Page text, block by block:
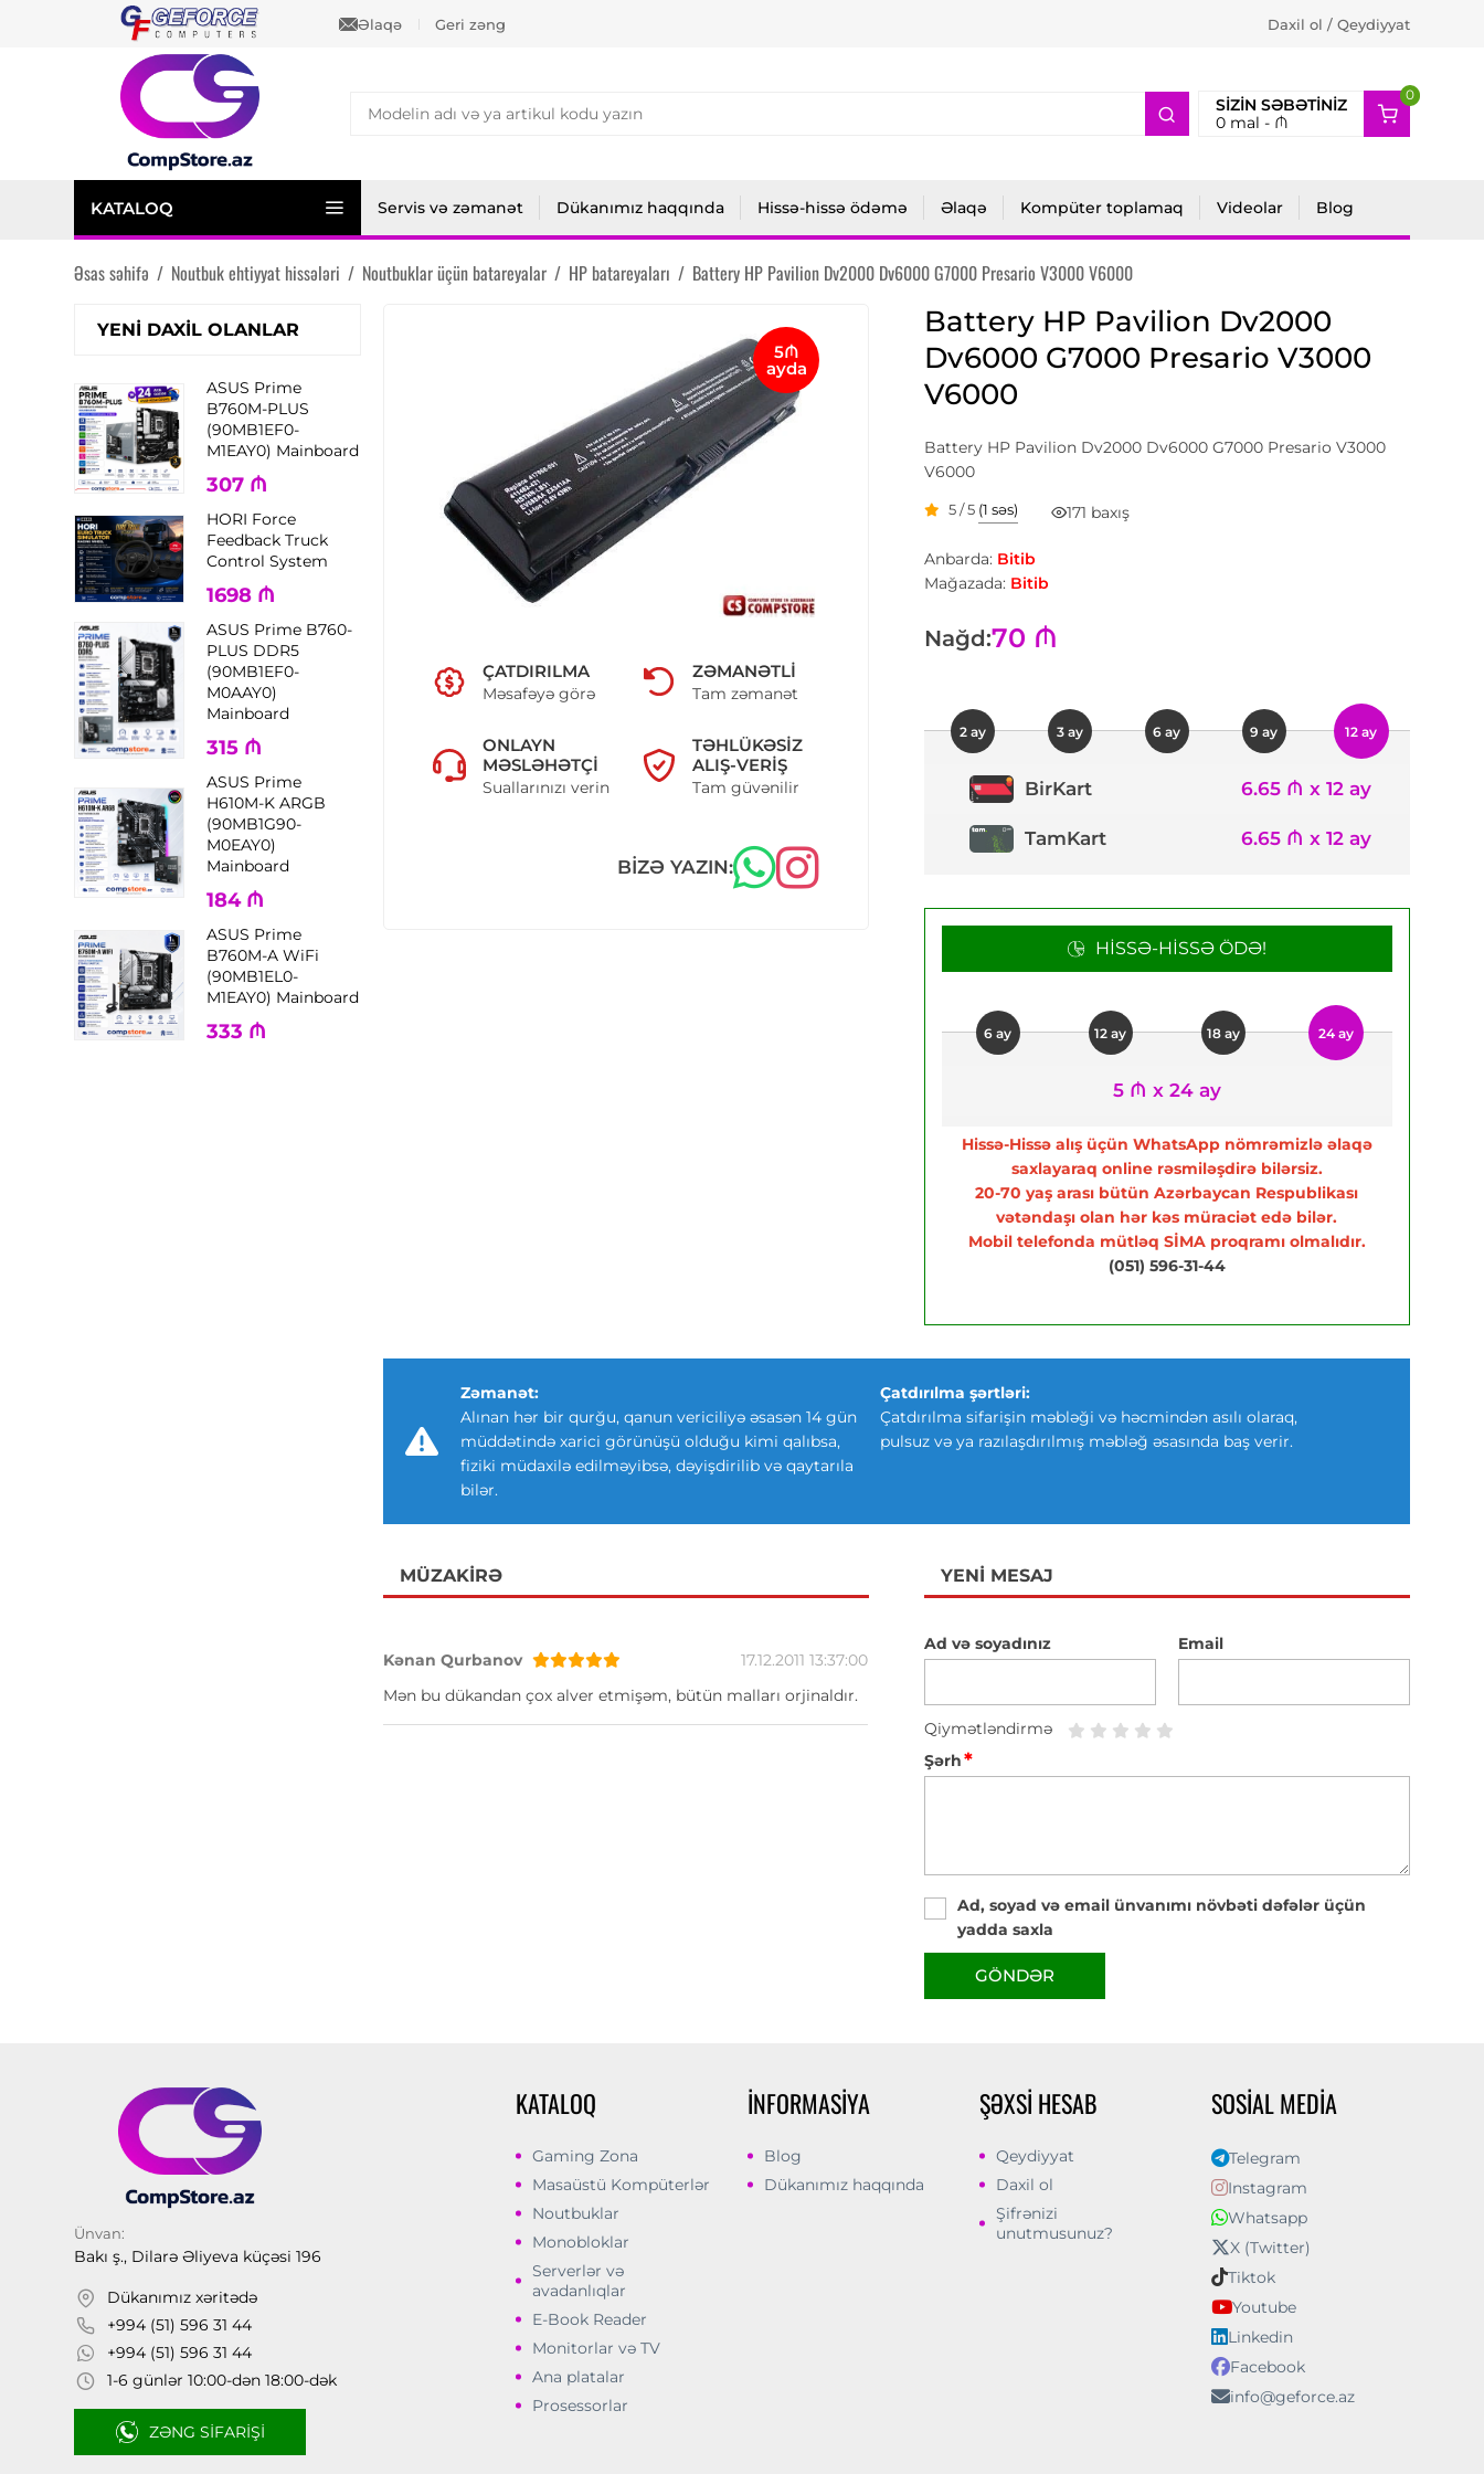
Əlaqə Geri zəng Daxil ol / Qeydiyyat
SIZIN SƏBƏTINIZ
0mal - ₼
0
2
KATALOQ Servis və zəmanət Dükanımız haqqında Hissə-hissə ödəmə Əlaqə Kompüter toplamaq Videolar Blog
Əsas səhifə / Noutbuk ehtiyyat hissələri / Noutbuklar üçün batareyalar / HP batareyaları / Battery HP Pavilion Dv2000 Dv6000 G7000 Presario V3000 V6000
YENI DAXIL OLANLAR
ASUS Prime
B760M-PLUS
(90MB1EF0-
M1EAY0) Mainboard
307 ₼
HORI Force
Feedback Truck
Control System
1698 ₼
ASUS Prime B760-
PLUS DDR5
(90MB1EF0-
M0AAY0)
Mainboard
315 ₼
ASUS Prime
H610M-K ARGB
(90MB1G90-
M0EAY0)
Mainboard
184 ₼
ASUS Prime
B760M-A WiFi
(90MB1EL0-
M1EAY0) Mainboard
333 ₼
5₼
ayda
ÇATDIRILMA
Məsafəyə görə
ZƏMANƏTLI
Tam zəmanət
ONLAYN
MƏSLƏHƏTÇI
Suallarınızı verin
TƏHLÜKƏSIZ
ALIŞ-VERIŞ
Tam güvənilir
BIZƏ YAZIN:
Battery HP Pavilion Dv2000
Dv6000 G7000 Presario V3000
V6000
Battery HP Pavilion Dv2000 Dv6000 G7000 Presario V3000
V6000
5 / 5 (1 səs) 171 baxış
Anbarda: Bitib
Mağazada: Bitib
Nağd:70 ₼
2 ay 3 ay 6 ay 9 ay 12 ay
BirKart 6.65 ₼ x 12 ay
TamKart 6.65 ₼ x 12 ay
HISSƏ-HISSƏ ÖDƏ!
6 ay 12 ay 18 ay 24 ay
5 ₼ x 24 ay
Hissə-Hissə alış üçün WhatsApp nömrəmizlə əlaqə
saxlayaraq online rəsmiləşdirə bilərsiz.
20-70 yaş arası bütün Azərbaycan Respublikası
vətəndaşı olan hər kəs müraciət edə bilər.
Mobil telefonda mütləq SİMA proqramı olmalıdır.
(051) 596-31-44
Zəmanət:
Alınan hər bir qurğu, qanun vericiliyə əsasən 14 gün
müddətində xarici görünüşü olduğu kimi qalıbsa,
fiziki müdaxilə edilməyibsə, dəyişdirilib və qaytarıla
bilər.
Çatdırılma şərtləri:
Çatdırılma sifarişin məbləği və həcmindən asılı olaraq,
pulsuz və ya razılaşdırılmış məbləğ əsasında baş verir.
MÜZAKIRƏ
Kənan Qurbanov
17.12.2011 13:37:00
Mən bu dükandan çox alver etmişəm, bütün malları orjinaldır.
YENI MESAJ
Ad və soyadınız Email
Qiymətləndirmə
Şərh*
Ad, soyad və email ünvanımı növbəti dəfələr üçün
yadda saxla
GÖNDƏR
Ünvan:
Bakı ş., Dilarə Əliyeva küçəsi 196
Dükanımız xəritədə
+994 (51) 596 31 44
+994 (51) 596 31 44
1-6 günlər 10:00-dən 18:00-dək
ZƏNG SIFARIŞI
KATALOQ
Gaming Zona
Masaüstü Kompüterlər
Noutbuklar
Monobloklar
Serverlər və
avadanlıqlar
E-Book Reader
Monitorlar və TV
Ana platalar
Prosessorlar
İNFORMASIYA
Blog
Dükanımız haqqında
ŞƏXSI HESAB
Qeydiyyat
Daxil ol
Şifrənizi
unutmusunuz?
SOSIAL MEDIA
Telegram
Instagram
Whatsapp
X (Twitter)
Tiktok
Youtube
Linkedin
Facebook
info@geforce.az